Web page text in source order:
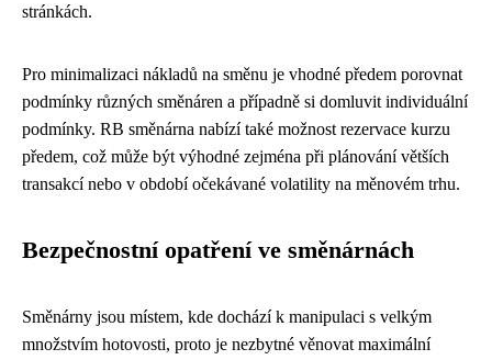
stránkách.
Pro minimalizaci nákladů na směnu je vhodné předem porovnat
podmínky různých směnáren a případně si domluvit individuální
podmínky. RB směnárna nabízí také možnost rezervace kurzu
předem, což může být výhodné zejména při plánování větších
transakcí nebo v období očekávané volatility na měnovém trhu.
Bezpečnostní opatření ve směnárnách
Směnárny jsou místem, kde dochází k manipulaci s velkým
množstvím hotovosti, proto je nezbytné věnovat maximální